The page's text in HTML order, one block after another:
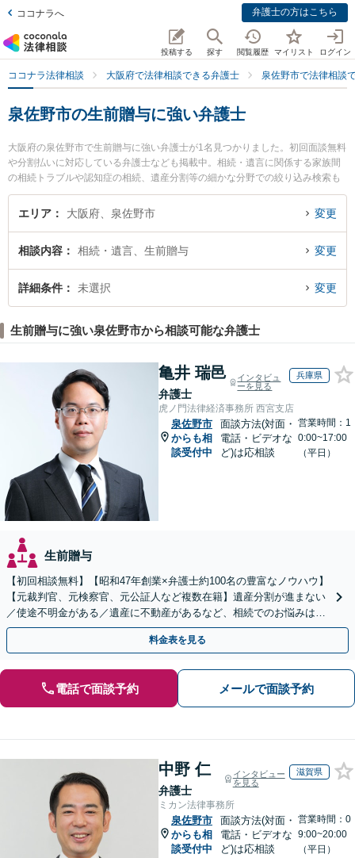
ココナラへ 弁護士の方はこちら
投稿する 探す 閲覧履歴 マイリスト ログイン
ココナラ法律相談 大阪府で法律相談できる弁護士 泉佐野市で法律相談
泉佐野市の生前贈与に強い弁護士
大阪府の泉佐野市で生前贈与に強い弁護士が1名見つかりました。初回面談無料
や分割払いに対応している弁護士なども掲載中。相続・遺言に関係する家族間
の相続トラブルや認知症の相続、遺産分割等の細かな分野での絞り込み検索も
でき便利です。特に泉佐野法律事務所の植木 和彦弁護士のプロフィール情報や
弁護士費用、強みなどが注目されています。『泉佐野市で土日や夜間に発生し
律相談できる泉佐野市内の弁護士に相談予約したい』などでお困りの相談者さ
んにおすすめです。
エリア 大阪府、泉佐野市 変更
相談内容 相続・遺言、生前贈与 変更
詳細条件 未選択 変更
生前贈与に強い泉佐野市から相談可能な弁護士
亀井 瑞邑
弁護士
インタビュ
ーを見る
兵庫県
虎ノ門法律経済事務所 西宮支店
泉佐野市
からも相
談受付中
面談方法(対面・
電話・ビデオな
ど)は応相談
営業時間：1
0:00~17:00
（平日）
生前贈与
【初回相談無料】【昭和47年創業×弁護士約100名の豊富なノウハウ】
【元裁判官、元検察官、元公証人など複数在籍】遺産分割が進まない
／使途不明金がある／遺産に不動産があるなど、相続でのお悩みはご
相談ください【他士業連携で登記・税も対応】
料金表を見る
電話で面談予約 メールで面談予約
中野 仁
弁護士
インタビュー
を見る
滋賀県
ミカン法律事務所
泉佐野市
からも相
談受付中
面談方法(対面・
電話・ビデオな
ど)は応相談
営業時間：0
9:00~20:00
（平日）